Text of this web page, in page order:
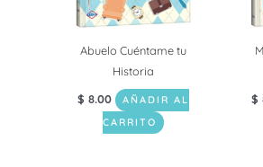
Abuelo Cuéntame tu
Historia
$ 8.00
AÑADIR AL
CARRITO
$